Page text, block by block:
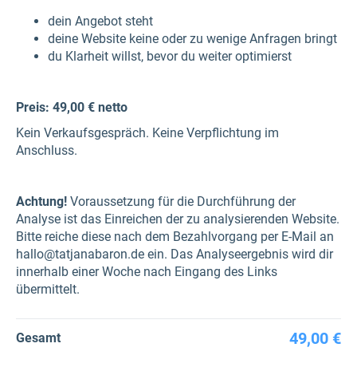
dein Angebot steht
deine Website keine oder zu wenige Anfragen bringt
du Klarheit willst, bevor du weiter optimierst
Preis: 49,00 € netto
Kein Verkaufsgespräch. Keine Verpflichtung im
Anschluss.
Achtung! Voraussetzung für die Durchführung der
Analyse ist das Einreichen der zu analysierenden Website.
Bitte reiche diese nach dem Bezahlvorgang per E-Mail an
hallo@tatjanabaron.de ein. Das Analyseergebnis wird dir
innerhalb einer Woche nach Eingang des Links
übermittelt.
Gesamt 49,00 €